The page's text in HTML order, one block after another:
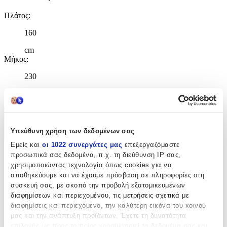
Υπεύθυνη χρήση των δεδομένων σας
Εμείς και οι 1022 συνεργάτες μας επεξεργαζόμαστε
προσωπικά σας δεδομένα, π.χ. τη διεύθυνση IP σας,
χρησιμοποιώντας τεχνολογία όπως cookies για να
αποθηκεύουμε και να έχουμε πρόσβαση σε πληροφορίες στη
συσκευή σας, με σκοπό την προβολή εξατομικευμένων
διαφημίσεων και περιεχομένου, τις μετρήσεις σχετικά με
διαφημίσεις και περιεχόμενο, την καλύτερη εικόνα του κοινού
μας και την ανάπτυξη προϊόντων. Έχετε τη δυνατότητα
Πλάτος:
160
cm
Μήκος:
230
Χαρακτηριστικά
Κατασκευαστής:
Merinos
Βασικά Χαρακτηριστικά